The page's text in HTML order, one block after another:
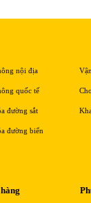
nội địa
quốc tế
đường sắt
đường biển